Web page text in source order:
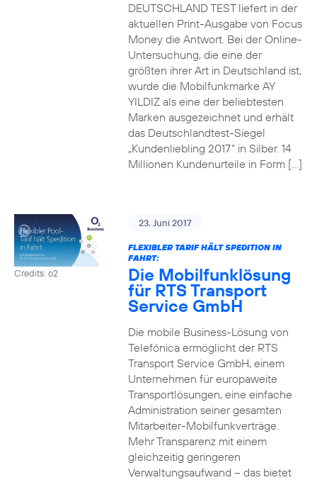
DEUTSCHLAND TEST liefert in der
aktuellen Print-Ausgabe von Focus
Money die Antwort. Bei der Online-
Untersuchung, die eine der
größten ihrer Art in Deutschland ist,
wurde die Mobilfunkmarke AY
YILDIZ als eine der beliebtesten
Marken ausgezeichnet und erhält
das Deutschlandtest-Siegel
„Kundenliebling 2017“ in Silber. 14
Millionen Kundenurteile in Form […]
Credits: o2
23. Juni 2017
FLEXIBLER TARIF HÄLT SPEDITION IN
FAHRT:
Die Mobilfunklösung
für RTS Transport
Service GmbH
Die mobile Business-Lösung von
Telefónica ermöglicht der RTS
Transport Service GmbH, einem
Unternehmen für europaweite
Transportlösungen, eine einfache
Administration seiner gesamten
Mitarbeiter-Mobilfunkverträge.
Mehr Transparenz mit einem
gleichzeitig geringeren
Verwaltungsaufwand – das bietet